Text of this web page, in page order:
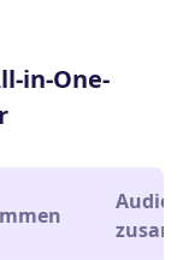
in-One-
Audio